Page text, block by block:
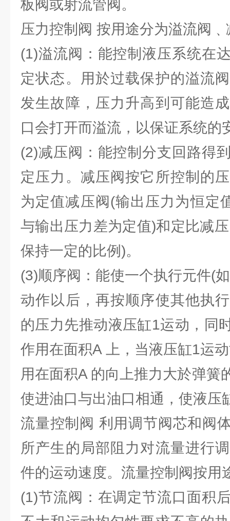
板阀或射流管阀。
压力控制阀 按用途分为溢流阀
(1)溢流阀：能控制液压系统在
定状态。用於过载保护的溢流
发生故障，压力升高到可能造
口会打开而溢流，以保证系统的
(2)减压阀：能控制分支回路得
定压力。减压阀按它所控制的
为定值减压阀(输出压力为恒定
与输出压力差为定值)和定比减
保持一定的比例)。
(3)顺序阀：能使一个执行元件(
动作以后，再按顺序使其他执
的压力先推动液压缸1运动，同
作用在面积A 上，当液压缸1运
用在面积A 的向上推力大於弹簧
使进油口与出油口相通，使液压
流量控制阀 利用调节阀芯和阀
所产生的局部阻力对流量进行
件的运动速度。流量控制阀按用
(1)节流阀：在调定节流口面积